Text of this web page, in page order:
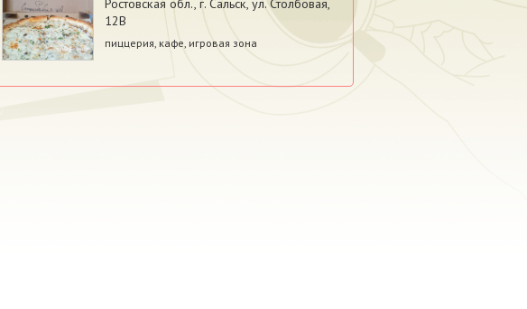
Ростовская обл., г. Сальск, ул. Столбовая,
12В
пиццерия, кафе, игровая зона